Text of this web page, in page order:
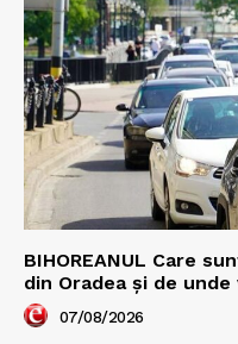
BIHOREANUL Care
din Oradea și de
07/08/2026